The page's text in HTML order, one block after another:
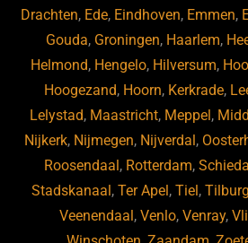
Drachten, Ede, Eindhoven, Emmen,
Gouda, Groningen, Haarlem,
Helmond, Hengelo, Hilversum,
Hoogezand, Hoorn, Kerkrade,
Lelystad, Maastricht, Meppel,
Nijkerk, Nijmegen, Nijverdal,
Roosendaal, Rotterdam,
Stadskanaal,Ter Apel,Tiel,Tilburg
Veenendaal,Venlo,Venray,